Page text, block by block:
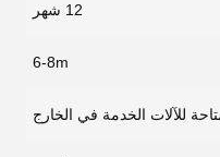
12 شهر
6-8m
للآلات الخدمة في الخارج